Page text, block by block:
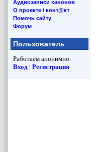
Аудиозаписи канонов
О проекте / конт@кт
Помочь сайту
Форум
Пользователь
Работаем анонимно.
Вход | Регистрация